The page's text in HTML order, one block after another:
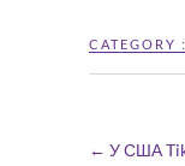
CATEGORY :
← У США